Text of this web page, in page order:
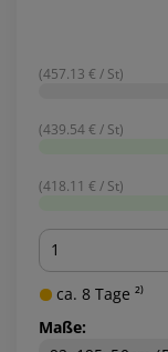
(457.13 € / St)
(439.54 € / St)
(418.11 € / St)
Menge
ca. 8 Tage ²⁾
Maße: